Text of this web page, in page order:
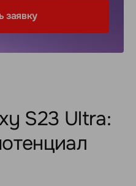
заявку
S23 Ultra: